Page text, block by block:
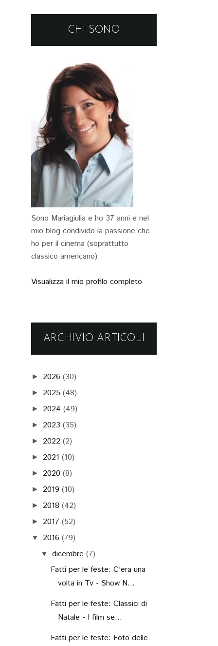
CHI SONO
Sono Mariagiulia e ho 37 anni e nel
mio blog condivido la passione che
ho per il cinema (soprattutto
classico americano)
Visualizza il mio profilo completo
ARCHIVIO ARTICOLI
► 2026 (30)
► 2025 (48)
► 2024 (49)
► 2023 (35)
► 2022 (2)
► 2021 (10)
► 2020 (8)
► 2019 (10)
► 2018 (42)
► 2017 (52)
▼ 2016 (79)
▼ dicembre (7)
Fatti per le feste: C'era una
volta in Tv - Show N...
Fatti per le feste: Classici di
Natale - I film se...
Fatti per le feste: Foto delle